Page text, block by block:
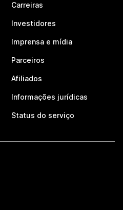
Carreiras
Investidores
Imprensa e mídia
Parceiros
Afiliados
Informações jurídicas
Status do serviço